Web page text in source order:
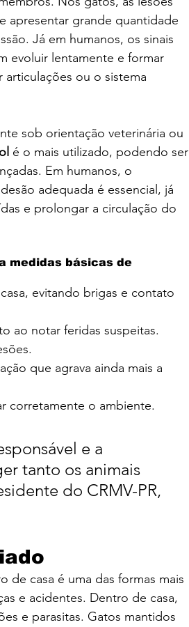
apresentar grande quantidade
Já em humanos, os sinais
evoluir lentamente e formar
articulações ou o sistema
sob orientação veterinária ou
é o mais utilizado, podendo ser
Em humanos, o
adequada é essencial, já
e prolongar a circulação do
medidas básicas de
evitando brigas e contato
ao notar feridas suspeitas.
que agrava ainda mais a
corretamente o ambiente.
e a
tanto os animais
do CRMV-PR,
de casa é uma das formas mais
e acidentes. Dentro de casa,
e parasitas. Gatos mantidos